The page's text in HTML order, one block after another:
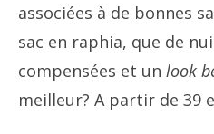
associées à de bonnes
sac en raphia, que de
compensées et un look
meilleur? A partir de 39